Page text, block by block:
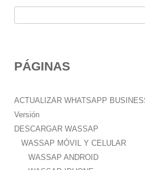
a
:
PÁGINAS
ACTUALIZAR WHATSAPP
Versión
DESCARGAR WASSAP
WASSAP MÓVIL Y CELULAR
WASSAP ANDROID